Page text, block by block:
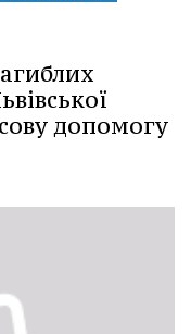
допомогу